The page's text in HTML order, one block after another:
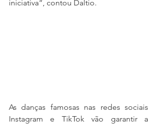
iniciativa”, contou Daltio.
As danças famosas nas redes sociais
Instagram e TikTok vão garantir a